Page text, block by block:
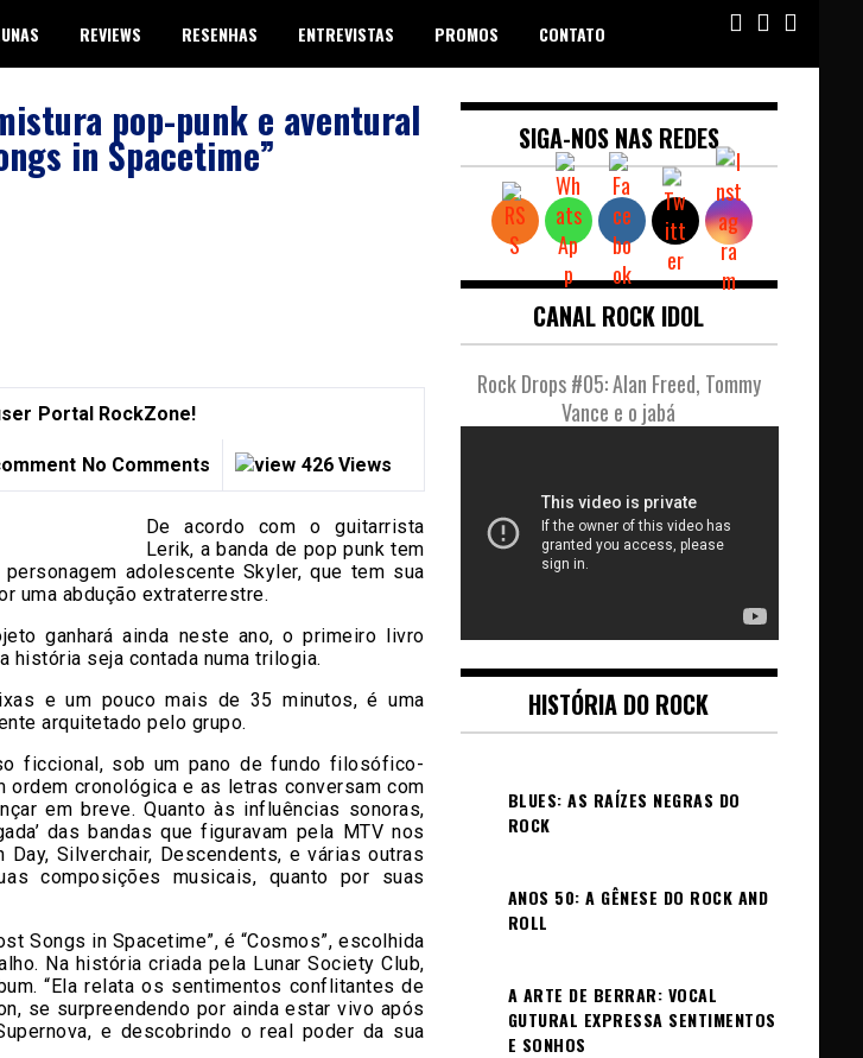
REVIEWS RESENHAS ENTREVISTAS PROMOS CONTATO
pop-punk e aventural
in Spacetime”
Portal RockZone!
No Comments 426 Views
De acordo com o guitarrista
Lerik, a banda de pop punk tem
adolescente Skyler, que tem sua
uma abdução extraterrestre.
ganhará ainda neste ano, o primeiro livro
história seja contada numa trilogia.
e um pouco mais de 35 minutos, é uma
arquitetado pelo grupo.
ficcional, sob um pano de fundo filosófico-
cronológica e as letras conversam com
em breve. Quanto às influências sonoras,
das bandas que figuravam pela MTV nos
Silverchair, Descendents, e várias outras
composições musicais, quanto por suas
Songs in Spacetime”, é “Cosmos”, escolhida
Na história criada pela Lunar Society Club,
“Ela relata os sentimentos conflitantes de
se surpreendendo por ainda estar vivo após
e descobrindo o real poder da sua
SIGA-NOS NAS REDES
CANAL ROCK IDOL
Rock Drops #05: Alan Freed, Tommy
Vance e o jabá
HISTÓRIA DO ROCK
BLUES: AS RAÍZES NEGRAS DO
ROCK
ANOS 50: A GÊNESE DO ROCK AND
ROLL
A ARTE DE BERRAR: VOCAL
GUTURAL EXPRESSA SENTIMENTOS
E SONHOS